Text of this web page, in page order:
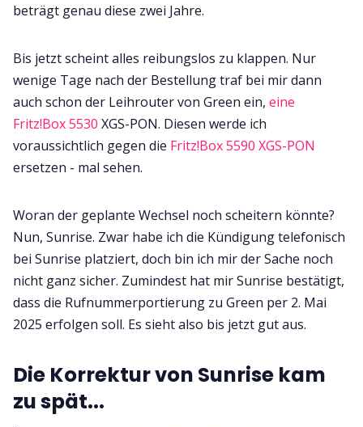
beträgt genau diese zwei Jahre.
Bis jetzt scheint alles reibungslos zu klappen. Nur
wenige Tage nach der Bestellung traf bei mir dann
auch schon der Leihrouter von Green ein, eine
Fritz!Box 5530 XGS-PON. Diesen werde ich
voraussichtlich gegen die Fritz!Box 5590 XGS-PON
ersetzen - mal sehen.
Woran der geplante Wechsel noch scheitern könnte?
Nun, Sunrise. Zwar habe ich die Kündigung telefonisch
bei Sunrise platziert, doch bin ich mir der Sache noch
nicht ganz sicher. Zumindest hat mir Sunrise bestätigt,
dass die Rufnummerportierung zu Green per 2. Mai
2025 erfolgen soll. Es sieht also bis jetzt gut aus.
Die Korrektur von Sunrise kam
zu spät...